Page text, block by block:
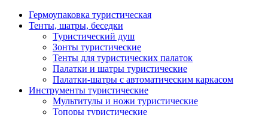
Гермоупаковка туристическая
Тенты, шатры, беседки
Туристический душ
Зонты туристические
Тенты для туристических палаток
Палатки и шатры туристические
Палатки-шатры с автоматическим каркасом
Инструменты туристические
Мультитулы и ножи туристические
Топоры туристические